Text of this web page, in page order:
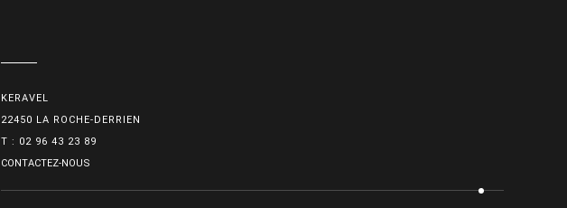
KERAVEL
22450 LA ROCHE-DERRIEN
T : 02 96 43 23 89
CONTACTEZ-NOUS